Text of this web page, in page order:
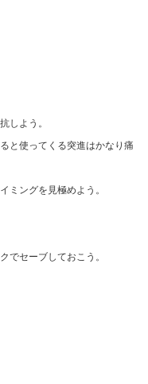
しよう。
と使ってくる突進はかなり痛
ミングを見極めよう。
でセーブしておこう。